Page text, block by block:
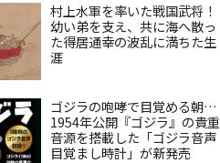
村上水軍を率いた戦国武将！
幼い弟を支え、共に海へ散っ
た得居通幸の波乱に満ちた生
涯
ゴジラの咆哮で目覚める朝…
1954年公開『ゴジラ』の貴重
音源を搭載した「ゴジラ音声
目覚まし時計」が新発売